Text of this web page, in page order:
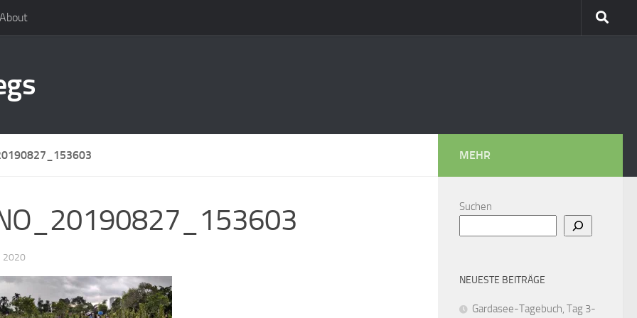
About
2020
MEHR
Suchen
NEUESTE BEITRÄGE
Gardasee-Tagebuch, Tag 3-